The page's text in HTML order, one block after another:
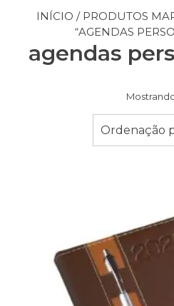
INÍCIO / PRODUTOS
“AGENDAS
agendas
Ordenação